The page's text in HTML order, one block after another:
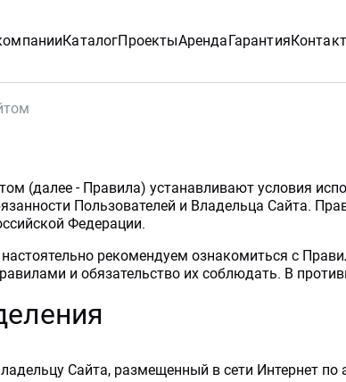
КаталогПроектыАрендаГарантия
(далее - Правила) устанавливают условия
Пользователей и Владельца Сайта.
Федерации.
рекомендуем ознакомиться с
и обязательство их соблюдать. В
Сайта, размещенный в сети Интернет по